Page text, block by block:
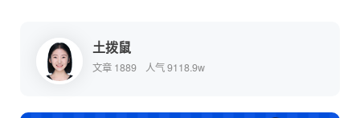
土拨鼠
文章 1889 人气 9118.9w